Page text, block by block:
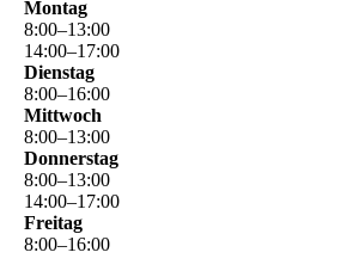
Montag
8:00–13:00
14:00–17:00
Dienstag
8:00–16:00
Mittwoch
8:00–13:00
Donnerstag
8:00–13:00
14:00–17:00
Freitag
8:00–16:00